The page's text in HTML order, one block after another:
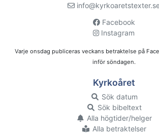
Facebook
Instagram
Varje onsdag publiceras veckans betraktelse på
inför söndagen.
Kyrkoåret
Sök datum
Sök bibeltext
Alla högtider/helger
Alla betraktelser